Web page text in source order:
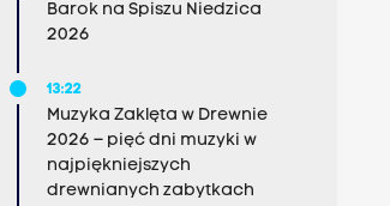
Barok na Spiszu Niedzica
2026
13:22
Muzyka Zaklęta w Drewnie
2026 – pięć dni muzyki w
najpiękniejszych
drewnianych zabytkach